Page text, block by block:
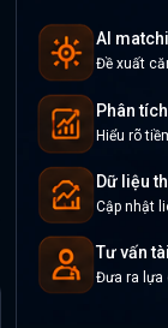
AI
Đề xuất
Phân
Hiểu rõ
Dữ liệu
Cập nhật
Tư vấn
Đưa ra lựa